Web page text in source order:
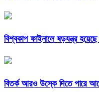
বিশ্বকাপ ফাইনালে ষড়যন্ত্র
বিতর্ক আরও উস্কে দিতে পারে